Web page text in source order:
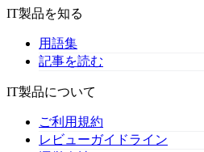
IT製品を知る
用語集
記事を読む
IT製品について
ご利用規約
レビューガイドライン